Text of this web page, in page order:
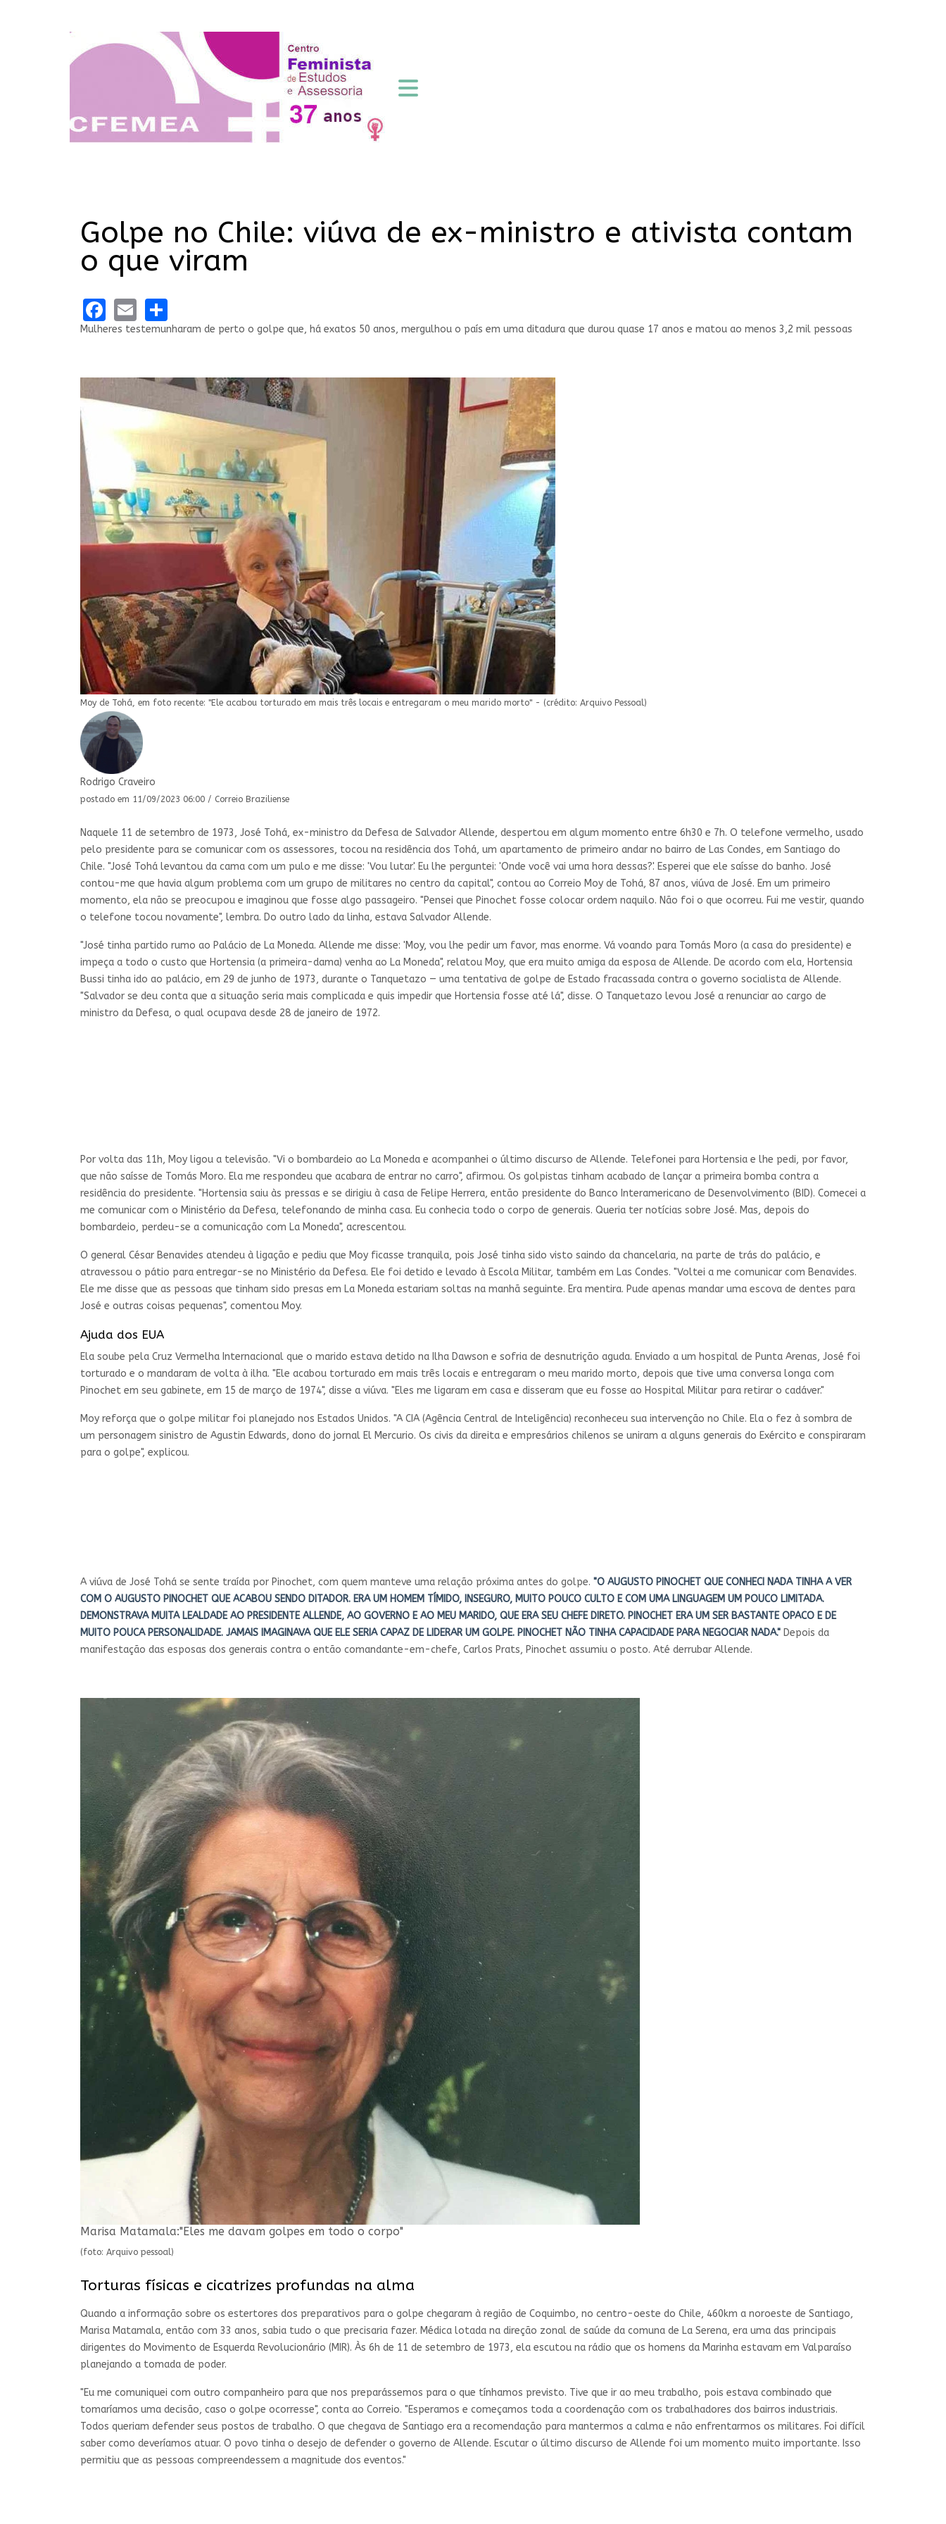
Golpe no Chile: viúva de ex-ministro e ativista contam
o que viram
Facebook
Email
Mulheres testemunharam de perto o golpe que, há exatos 50 anos, mergulhou o país em uma ditadura que durou quase 17 anos e matou ao menos 3,2 mil pessoas
Moy de Tohá, em foto recente: "Ele acabou torturado em mais três locais e entregaram o meu marido morto" - (crédito: Arquivo Pessoal)
Rodrigo Craveiro
postado em 11/09/2023 06:00 / Correio Braziliense
Naquele 11 de setembro de 1973, José Tohá, ex-ministro da Defesa de Salvador Allende, despertou em algum momento entre 6h30 e 7h. O telefone vermelho, usado
pelo presidente para se comunicar com os assessores, tocou na residência dos Tohá, um apartamento de primeiro andar no bairro de Las Condes, em Santiago do
Chile. "José Tohá levantou da cama com um pulo e me disse: 'Vou lutar'. Eu lhe perguntei: 'Onde você vai uma hora dessas?'. Esperei que ele saísse do banho. José
contou-me que havia algum problema com um grupo de militares no centro da capital", contou ao Correio Moy de Tohá, 87 anos, viúva de José. Em um primeiro
momento, ela não se preocupou e imaginou que fosse algo passageiro. "Pensei que Pinochet fosse colocar ordem naquilo. Não foi o que ocorreu. Fui me vestir, quando
o telefone tocou novamente", lembra. Do outro lado da linha, estava Salvador Allende.
"José tinha partido rumo ao Palácio de La Moneda. Allende me disse: 'Moy, vou lhe pedir um favor, mas enorme. Vá voando para Tomás Moro (a casa do presidente) e
impeça a todo o custo que Hortensia (a primeira-dama) venha ao La Moneda", relatou Moy, que era muito amiga da esposa de Allende. De acordo com ela, Hortensia
Bussi tinha ido ao palácio, em 29 de junho de 1973, durante o Tanquetazo — uma tentativa de golpe de Estado fracassada contra o governo socialista de Allende.
"Salvador se deu conta que a situação seria mais complicada e quis impedir que Hortensia fosse até lá", disse. O Tanquetazo levou José a renunciar ao cargo de
ministro da Defesa, o qual ocupava desde 28 de janeiro de 1972.
Por volta das 11h, Moy ligou a televisão. "Vi o bombardeio ao La Moneda e acompanhei o último discurso de Allende. Telefonei para Hortensia e lhe pedi, por favor,
que não saísse de Tomás Moro. Ela me respondeu que acabara de entrar no carro", afirmou. Os golpistas tinham acabado de lançar a primeira bomba contra a
residência do presidente. "Hortensia saiu às pressas e se dirigiu à casa de Felipe Herrera, então presidente do Banco Interamericano de Desenvolvimento (BID). Comecei a
me comunicar com o Ministério da Defesa, telefonando de minha casa. Eu conhecia todo o corpo de generais. Queria ter notícias sobre José. Mas, depois do
bombardeio, perdeu-se a comunicação com La Moneda", acrescentou.
O general César Benavides atendeu à ligação e pediu que Moy ficasse tranquila, pois José tinha sido visto saindo da chancelaria, na parte de trás do palácio, e
atravessou o pátio para entregar-se no Ministério da Defesa. Ele foi detido e levado à Escola Militar, também em Las Condes. "Voltei a me comunicar com Benavides.
Ele me disse que as pessoas que tinham sido presas em La Moneda estariam soltas na manhã seguinte. Era mentira. Pude apenas mandar uma escova de dentes para
José e outras coisas pequenas", comentou Moy.
Ajuda dos EUA
Ela soube pela Cruz Vermelha Internacional que o marido estava detido na Ilha Dawson e sofria de desnutrição aguda. Enviado a um hospital de Punta Arenas, José foi
torturado e o mandaram de volta à ilha. "Ele acabou torturado em mais três locais e entregaram o meu marido morto, depois que tive uma conversa longa com
Pinochet em seu gabinete, em 15 de março de 1974", disse a viúva. "Eles me ligaram em casa e disseram que eu fosse ao Hospital Militar para retirar o cadáver."
Moy reforça que o golpe militar foi planejado nos Estados Unidos. "A CIA (Agência Central de Inteligência) reconheceu sua intervenção no Chile. Ela o fez à sombra de
um personagem sinistro de Agustin Edwards, dono do jornal El Mercurio. Os civis da direita e empresários chilenos se uniram a alguns generais do Exército e conspiraram
para o golpe", explicou.
A viúva de José Tohá se sente traída por Pinochet, com quem manteve uma relação próxima antes do golpe. "O AUGUSTO PINOCHET QUE CONHECI NADA TINHA A VER
COM O AUGUSTO PINOCHET QUE ACABOU SENDO DITADOR. ERA UM HOMEM TÍMIDO, INSEGURO, MUITO POUCO CULTO E COM UMA LINGUAGEM UM POUCO LIMITADA.
DEMONSTRAVA MUITA LEALDADE AO PRESIDENTE ALLENDE, AO GOVERNO E AO MEU MARIDO, QUE ERA SEU CHEFE DIRETO. PINOCHET ERA UM SER BASTANTE OPACO E DE
MUITO POUCA PERSONALIDADE. JAMAIS IMAGINAVA QUE ELE SERIA CAPAZ DE LIDERAR UM GOLPE. PINOCHET NÃO TINHA CAPACIDADE PARA NEGOCIAR NADA." Depois da
manifestação das esposas dos generais contra o então comandante-em-chefe, Carlos Prats, Pinochet assumiu o posto. Até derrubar Allende.
Marisa Matamala:"Eles me davam golpes em todo o corpo"
(foto: Arquivo pessoal)
Torturas físicas e cicatrizes profundas na alma
Quando a informação sobre os estertores dos preparativos para o golpe chegaram à região de Coquimbo, no centro-oeste do Chile, 460km a noroeste de Santiago,
Marisa Matamala, então com 33 anos, sabia tudo o que precisaria fazer. Médica lotada na direção zonal de saúde da comuna de La Serena, era uma das principais
dirigentes do Movimento de Esquerda Revolucionário (MIR). Às 6h de 11 de setembro de 1973, ela escutou na rádio que os homens da Marinha estavam em Valparaíso
planejando a tomada de poder.
"Eu me comuniquei com outro companheiro para que nos preparássemos para o que tínhamos previsto. Tive que ir ao meu trabalho, pois estava combinado que
tomaríamos uma decisão, caso o golpe ocorresse", conta ao Correio. "Esperamos e começamos toda a coordenação com os trabalhadores dos bairros industriais.
Todos queriam defender seus postos de trabalho. O que chegava de Santiago era a recomendação para mantermos a calma e não enfrentarmos os militares. Foi difícil
saber como deveríamos atuar. O povo tinha o desejo de defender o governo de Allende. Escutar o último discurso de Allende foi um momento muito importante. Isso
permitiu que as pessoas compreendessem a magnitude dos eventos."